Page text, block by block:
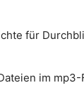
für
im mp3-